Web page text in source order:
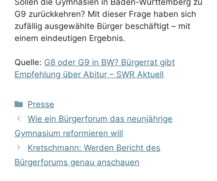
G9 zurückkehren? Mit dieser Frage haben sich
zufällig ausgewählte Bürger beschäftigt – mit
einem eindeutigen Ergebnis.
Quelle: G8 oder G9 in BW? Bürgerrat gibt
Empfehlung über Abitur – SWR Aktuell
Kategorien
Presse
Wie ein Bürgerforum das neunjährige
Gymnasium reformieren will
Kretschmann: Werden Bericht des
Bürgerforums genau anschauen